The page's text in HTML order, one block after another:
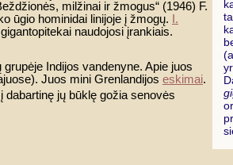
milžinai ir žmogus“ (1946) F.
ūgio hominidai linijoje į žmogų.
I.
naudojosi įrankiais.
Indijos vandenyne. Apie juos
Juos mini Grenlandijos eskimai.
dabartinę jų būklę gožia senovės